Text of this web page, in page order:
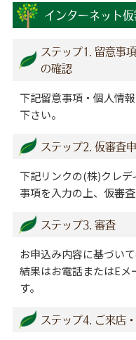
インターネット
ステップ1. 留意事
の確認
下記留意事項・個人情
下さい。
ステップ2. 仮審査
下記リンクの(株)クレ
事項を入力の上、仮審
ステップ3. 審査
お申込み内容に基づい
結果はお電話またはE
す。
ステップ4. ご来店